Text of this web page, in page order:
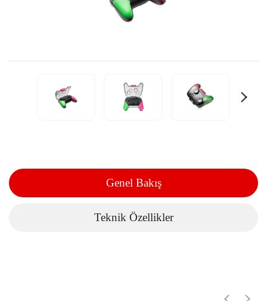
Genel Bakış
Teknik Özellikler